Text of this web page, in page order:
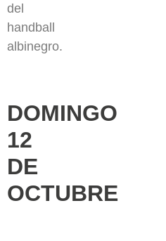
del
handball
albinegro.
DOMINGO
12
DE
OCTUBRE